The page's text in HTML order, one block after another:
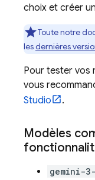
choix et créer
Toute notre
lesdernières
Pour tester vos
vous
Studio
.
Modèles
gemini-